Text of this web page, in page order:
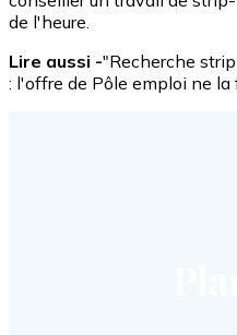
de l'heure.
Lire aussi -"Recherche
: l'offre de Pôle emploi ne la